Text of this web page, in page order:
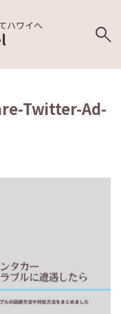
ハワイへ
Twitter-Ad-